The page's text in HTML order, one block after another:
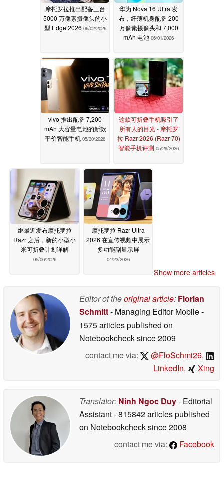
摩托罗拉推出配备三台
5000 万像素摄像头的小
型 Edge 2026 06/02/2026
华为 Nova 16 Ultra 发
布，纤薄机身配备 200
万像素摄像头和 7,000
mAh 电池 06/01/2026
vivo 推出配备 7,200
mAh 大容量电池的新款
平价智能手机 05/30/2026
这款可折叠手机吸引了
所有人的目光 - 摩托罗
拉 Razr 2026 (Razr 70)
智能手机评测 05/29/2026
继最近发布摩托罗拉
Razr 之后，新的小型小
米可折叠计划详解
05/06/2026
摩托罗拉 Razr Ultra
2026 在宣传视频中展示
多功能副显示屏
04/23/2026
Show more articles
Editor of theoriginal article: Florian
Schmitt- Managing Editor Mobile-
1575 articles published on
Notebookchecksince 2009
contact me via:
@FloSchmi26,
LinkedIn, Xing
Translator: Ninh Ngoc Duy- Editorial
Assistant- 815842 articles published
on Notebookchecksince 2008
contact me via:
Facebook